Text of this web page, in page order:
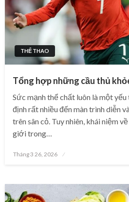
THỂ THAO
Tổng hợp những cầu thủ
Sức mạnh thể chất luôn là một
định rất nhiều đến màn trình diễn
trên sân cỏ. Tuy nhiên, khái niệm
giới trong…
Posted
Tháng 3 26, 2026